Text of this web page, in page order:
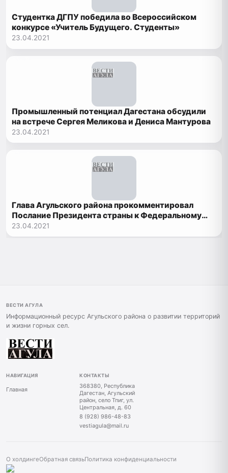
Студентка ДГПУ победила во Всероссийском
конкурсе «Учитель Будущего. Студенты»
23.04.2021
Промышленный потенциал Дагестана обсудили
на встрече Сергея Меликова и Дениса Мантурова
23.04.2021
Глава Агульского района прокомментировал
Послание Президента страны к Федеральному
Собранию
23.04.2021
ВЕСТИ АГУЛА
Информационный ресурс Агульского района о развитии территорий
и жизни горных сел.
НАВИГАЦИЯ
Главная
КОНТАКТЫ
368380, Республика
Дагестан, Агульский
район, село Тпиг, ул.
Центральная, д. 60
8 (928) 986-48-83
vestiagula@mail.ru
О холдингеОбратная связьПолитика конфиденциальности